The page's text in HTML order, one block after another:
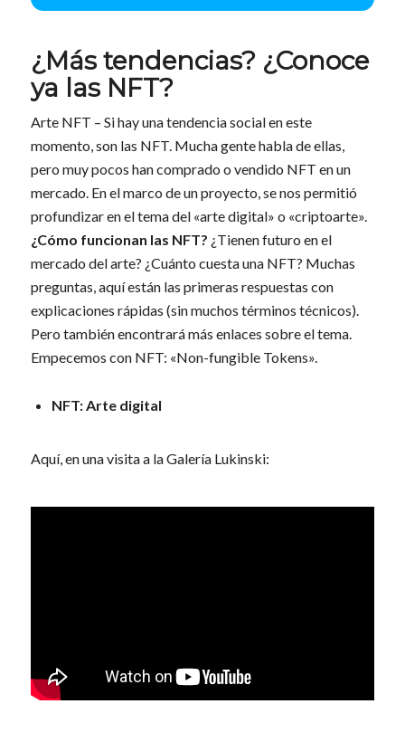
¿Más tendencias? ¿Conoce
ya las NFT?
Arte NFT – Si hay una tendencia social en este
momento, son las NFT. Mucha gente habla de ellas,
pero muy pocos han comprado o vendido NFT en un
mercado. En el marco de un proyecto, se nos permitió
profundizar en el tema del «arte digital» o «criptoarte».
¿Cómo funcionan las NFT? ¿Tienen futuro en el
mercado del arte? ¿Cuánto cuesta una NFT? Muchas
preguntas, aquí están las primeras respuestas con
explicaciones rápidas (sin muchos términos técnicos).
Pero también encontrará más enlaces sobre el tema.
Empecemos con NFT: «Non-fungible Tokens».
NFT: Arte digital
Aquí, en una visita a la Galería Lukinski: